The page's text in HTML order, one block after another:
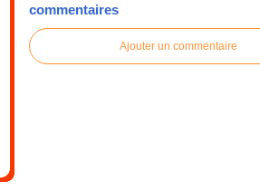
commentaires
Ajouter un commentaire